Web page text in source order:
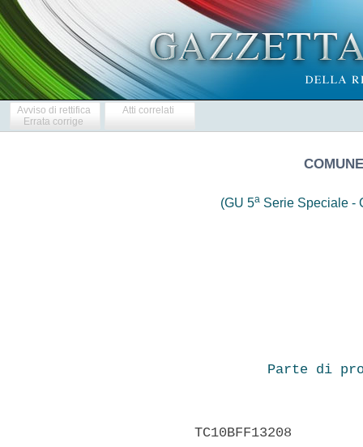
Avviso di rettifica
Errata corrige
Atti correlati
(GU 5a Serie Speciale -
Parte di